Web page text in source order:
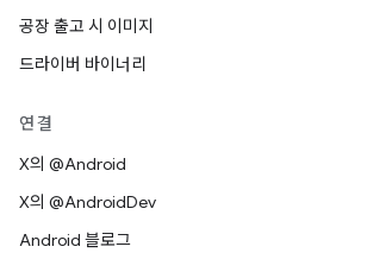
공장 출고 시 이미지
드라이버 바이너리
연결
X의 @Android
X의 @AndroidDev
Android 블로그